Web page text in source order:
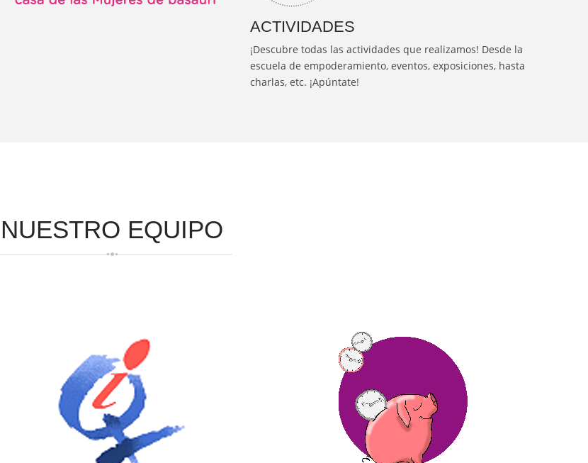
ACTIVIDADES
¡Descubre todas las actividades que realizamos! Desde la
escuela de empoderamiento, eventos, exposiciones, hasta
charlas, etc. ¡Apúntate!
NUESTRO EQUIPO